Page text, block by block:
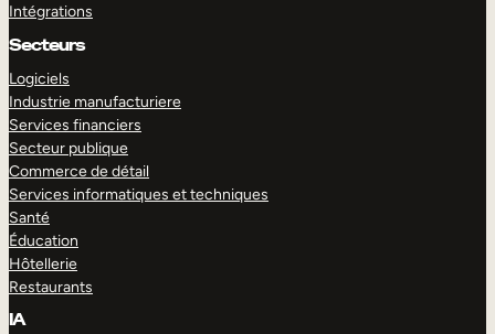
Intégrations
Secteurs
Logiciels
Industrie manufacturiere
Services financiers
Secteur publique
Commerce de détail
Services informatiques et techniques
Santé
Éducation
Hôtellerie
Restaurants
IA